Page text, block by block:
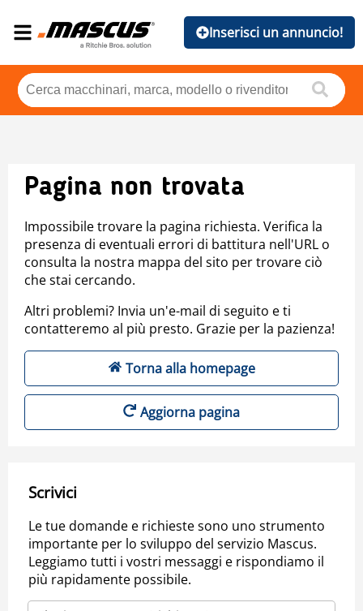
Inserisci un annuncio!
Pagina non trovata
Impossibile trovare la pagina richiesta. Verifica la
presenza di eventuali errori di battitura nell'URL o
consulta la nostra mappa del sito per trovare ciò
che stai cercando.
Altri problemi? Invia un'e-mail di seguito e ti
contatteremo al più presto. Grazie per la pazienza!
Torna alla homepage
Aggiorna pagina
Scrivici
Le tue domande e richieste sono uno strumento
importante per lo sviluppo del servizio Mascus.
Leggiamo tutti i vostri messaggi e rispondiamo il
più rapidamente possibile.